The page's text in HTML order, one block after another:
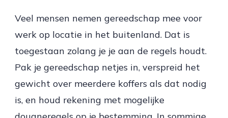
Veel mensen nemen gereedschap mee voor
werk op locatie in het buitenland. Dat is
toegestaan zolang je je aan de regels houdt.
Pak je gereedschap netjes in, verspreid het
gewicht over meerdere koffers als dat nodig
is, en houd rekening met mogelijke